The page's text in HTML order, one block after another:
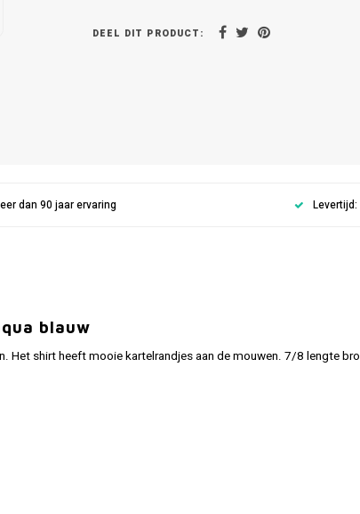
DEEL DIT PRODUCT:
dan 90 jaar ervaring
blauw
shirt heeft mooie kartelrandjes aan de mouwen. 7/8 lengte